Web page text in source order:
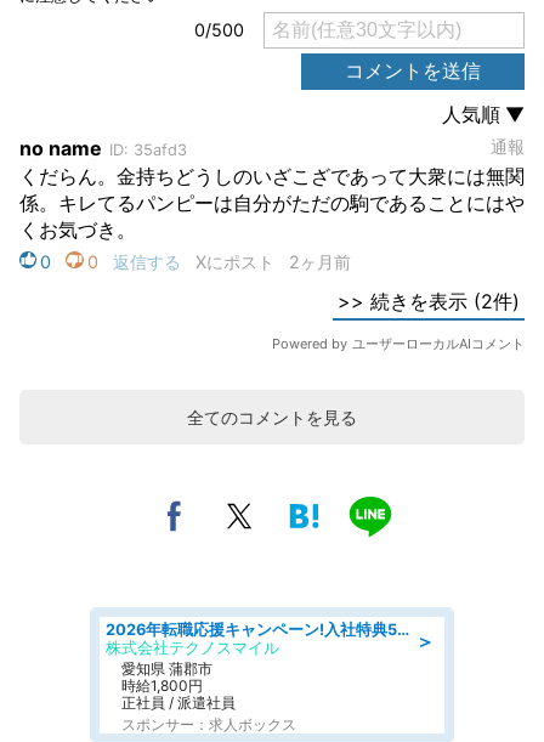
全てのコメントを見る
＞
2026年転職応援キャンペーン!入社特典58万円/デンソーで働こう!自動車工場で小型部品の検査業務 denso aichi
株式会社テクノスマイル
愛知県 蒲郡市
時給1,800円
正社員 / 派遣社員
スポンサー：求人ボックス